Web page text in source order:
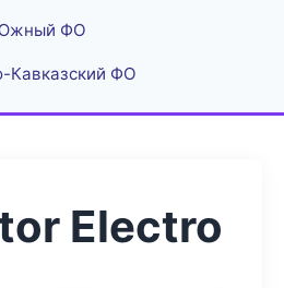
ФО
Кавказский ФО
Electro